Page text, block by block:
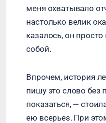
меня охватывало
настолько велик
казалось, он
собой.
Впрочем, история
пишу это слово без
показаться, —
ею всерьез. При